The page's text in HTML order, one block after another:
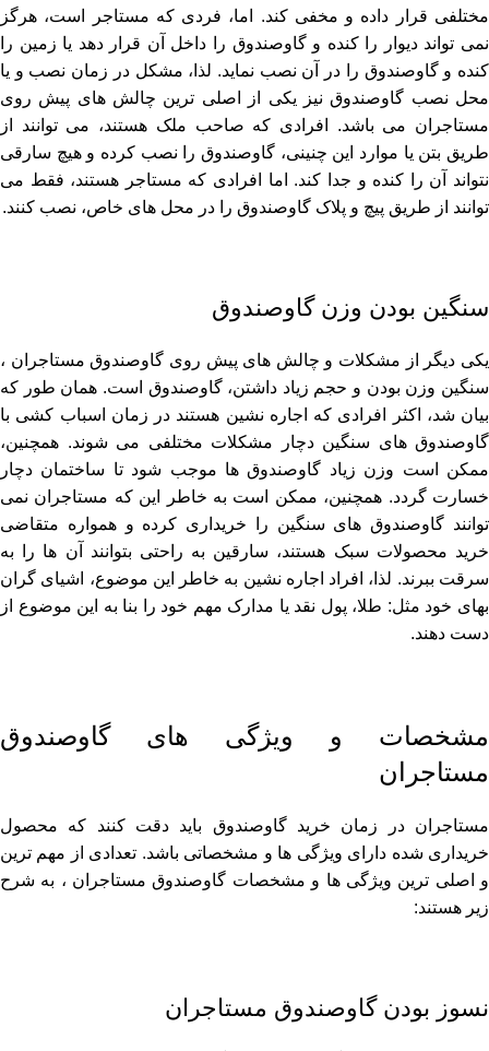
مختلفی قرار داده و مخفی کند. اما، فردی که مستاجر است، هرگز
نمی‌ تواند دیوار را کنده و گاوصندوق را داخل آن قرار دهد یا زمین را
کنده و گاوصندوق را در آن نصب نماید. لذا، مشکل در زمان نصب و یا
محل نصب گاوصندوق نیز یکی از اصلی ‌ترین چالش ‌های پیش روی
مستاجران می ‌باشد. افرادی که صاحب ملک هستند، می ‌توانند از
طریق بتن یا موارد این چنینی، گاوصندوق را نصب کرده و هیچ سارقی
نتواند آن را کنده و جدا کند. اما افرادی که مستاجر هستند، فقط می
‌توانند از طریق پیچ و پلاک گاوصندوق را در محل ‌های خاص، نصب کنند.
سنگین بودن وزن گاوصندوق
یکی دیگر از مشکلات و چالش ‌های پیش روی گاوصندوق مستاجران ،
سنگین وزن بودن و حجم زیاد داشتن، گاوصندوق است. همان طور که
بیان شد، اکثر افرادی که اجاره نشین هستند در زمان اسباب کشی با
گاوصندوق ‌های سنگین دچار مشکلات مختلفی می ‌شوند. همچنین،
ممکن است وزن زیاد گاوصندوق ‌ها موجب شود تا ساختمان دچار
خسارت گردد. همچنین، ممکن است به خاطر این که مستاجران نمی
‌توانند گاوصندوق ‌های سنگین را خریداری کرده و همواره متقاضی
خرید محصولات سبک هستند، سارقین به راحتی بتوانند آن ها را به
سرقت ببرند. لذا، افراد اجاره نشین به خاطر این موضوع، اشیای گران
بهای خود مثل: طلا، پول نقد یا مدارک مهم خود را بنا به این موضوع از
دست دهند.
مشخصات و ویژگی های گاوصندوق
مستاجران
مستاجران در زمان خرید گاوصندوق باید دقت کنند که محصول
خریداری شده دارای ویژگی ‌ها و مشخصاتی باشد. تعدادی از مهم ترین
و اصلی ‌ترین ویژگی ‌ها و مشخصات گاوصندوق مستاجران ، به شرح
زیر هستند:
نسوز بودن گاوصندوق مستاجران